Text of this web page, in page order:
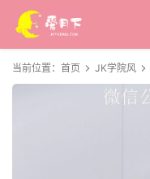
当前位置： 首页 JK学院风